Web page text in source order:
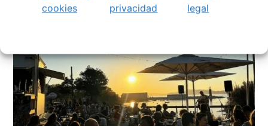
cookies
privacidad
legal